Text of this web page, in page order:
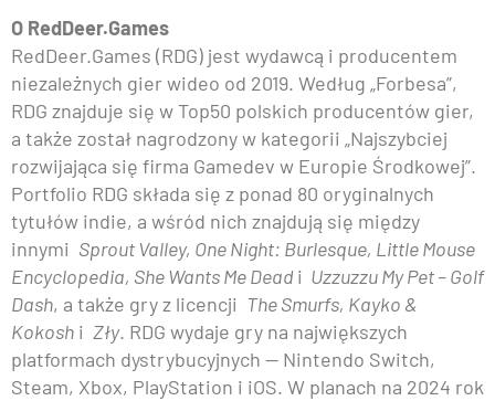
O RedDeer.Games
RedDeer.Games (RDG) jest wydawcą i producentem
niezależnych gier wideo od 2019. Według „Forbesa”,
RDG znajduje się w Top50 polskich producentów gier,
a także został nagrodzony w kategorii „Najszybciej
rozwijająca się firma Gamedev w Europie Środkowej”.
Portfolio RDG składa się z ponad 80 oryginalnych
tytułów indie, a wśród nich znajdują się między
innymi Sprout Valley, One Night: Burlesque, Little Mouse
Encyclopedia, She Wants Me Deadi Uzzuzzu My Pet – Golf
Dash, a także gry z licencji The Smurfs, Kayko &
Kokosh i Zły. RDG wydaje gry na największych
platformach dystrybucyjnych — Nintendo Switch,
Steam, Xbox, PlayStation i iOS. W planach na 2024 rok